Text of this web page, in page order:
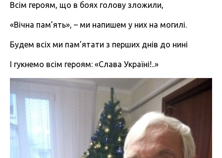
Всім героям, що в боях голову зложили,
«Вічна пам’ять», – ми напишем у них на могилі.
Будем всіх ми пам’ятати з перших днів до нині
І гукнемо всім героям: «Слава Україні!..»